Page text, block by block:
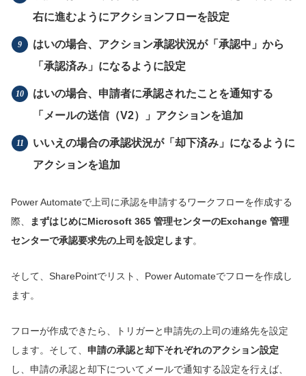
右に進むようにアクションフローを設定
はいの場合、アクション承認状況が「承認中」から
「承認済み」になるように設定
はいの場合、申請者に承認されたことを通知する
「メールの送信（V2）」アクションを追加
いいえの場合の承認状況が「却下済み」になるように
アクションを追加
Power Automateで上司に承認を申請するワークフローを作成する
際、
まずはじめにMicrosoft 365 管理センターのExchange 管理
センターで承認要求先の上司を設定します。
そして、SharePointでリスト、Power Automateでフローを作成し
ます。
フローが作成できたら、トリガーと申請先の上司の連絡先を設定
します。そして、 申請の承認と却下それぞれのアクション設定
し、申請の承認と却下についてメールで通知する設定を行えば、